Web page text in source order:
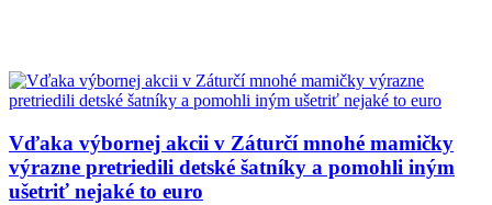
Vďaka výbornej akcii v Záturčí mnohé mamičky
výrazne pretriedili detské šatníky a pomohli iným
ušetriť nejaké to euro